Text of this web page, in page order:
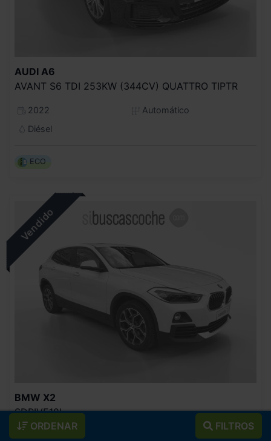
ORDENAR FILTROS
AUDI A6
AVANT S6 TDI 253KW (344CV) QUATTRO TIPTR
2022
Automático
Diésel
ECO
BMW X2
SDRIVE18I
2020